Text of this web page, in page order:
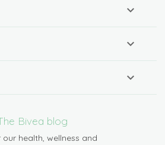
Bivea blog
our health, wellness and